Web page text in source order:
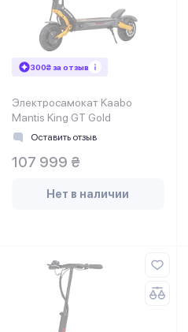
300₴ за отзыв
Электросамокат Kaabo
Mantis King GT Gold
Оставить отзыв
107 999 ₴
Нет в наличии